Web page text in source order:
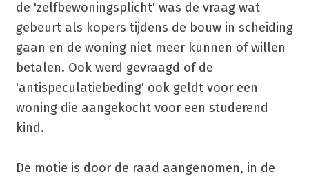
de 'zelfbewoningsplicht' was de vraag wat
gebeurt als kopers tijdens de bouw in scheiding
gaan en de woning niet meer kunnen of willen
betalen. Ook werd gevraagd of de
'antispeculatiebeding' ook geldt voor een
woning die aangekocht voor een studerend
kind.
De motie is door de raad aangenomen, in de